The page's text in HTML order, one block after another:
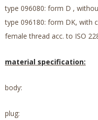
type 096080: form D ,
type 096180: form DK, with
female thread acc. to ISO
material specification:
body:
plug: